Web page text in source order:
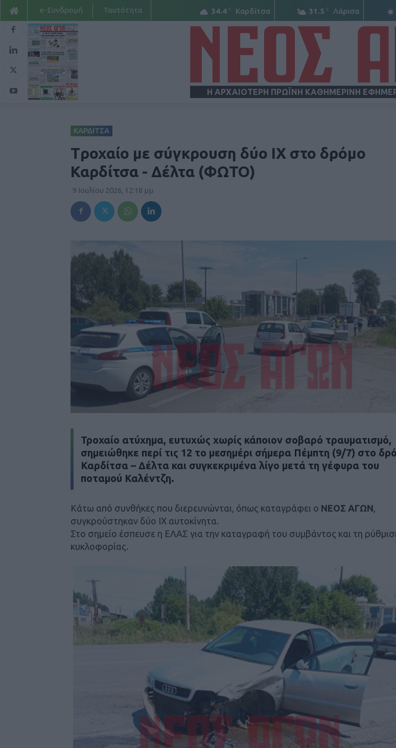
34.4 C Καρδίτσα 31.5 C Λάρισα
e-Συνδρομή Ταυτότητα
Η ΑΡΧΑΙΟΤΕΡΗ ΠΡΩΪΝΗ ΚΑΘΗΜΕΡΙΝΗ
ΚΑΡΔΙΤΣΑ
Tροχαίο με σύγκρουση δύο ΙΧ στο δρόμο
Καρδίτσα - Δέλτα (ΦΩΤΟ)
9 Ιουλίου 2026, 12:18 μμ
Τροχαίο ατύχημα, ευτυχώς χωρίς κάποιον σοβαρό τραυματισμό,
σημειώθηκε περί τις 12 το μεσημέρι σήμερα Πέμπτη (9/7) στο
Καρδίτσα – Δέλτα και συγκεκριμένα λίγο μετά τη γέφυρα του
ποταμού Καλέντζη.
Κάτω από συνθήκες που διερευνώνται, όπως καταγράφει ο ΝΕΟΣ ΑΓΩΝ
συγκρούστηκαν δύο ΙΧ αυτοκίνητα.
Στο σημείο έσπευσε η ΕΛΑΣ για την καταγραφή του συμβάντος και τη
κυκλοφορίας.